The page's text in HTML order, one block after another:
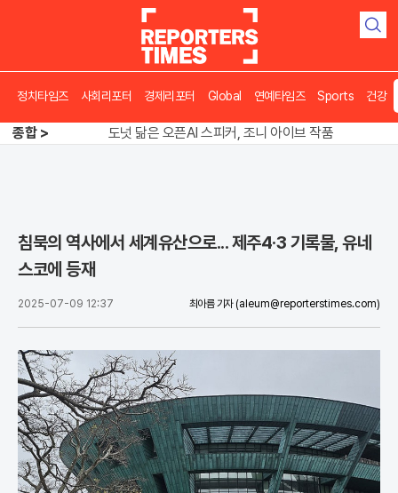
검
정치타임즈 사회리포터 경제리포터 Global 연예타임즈 Sports 건강
종합 >
도넛 닮은 오픈AI 스피커, 조니 아이브 작품
침묵의 역사에서 세계유산으로... 제주4·3 기록물, 유네
스코에 등재
2025-07-09 12:37 최아름 기자 (aleum@reporterstimes.com)